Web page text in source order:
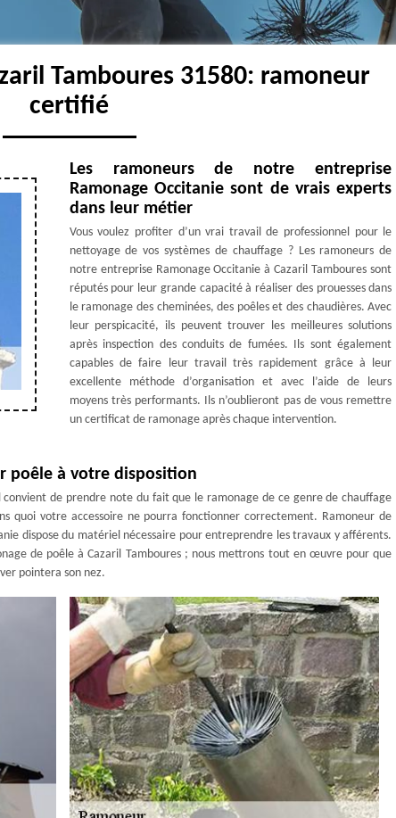
Tamboures 31580: ramoneur
certifié
Les ramoneurs de notre entreprise
Ramonage Occitanie sont de vrais experts
dans leur métier
Vous voulez profiter d’un vrai travail de professionnel pour le
nettoyage de vos systèmes de chauffage ? Les ramoneurs de
notre entreprise Ramonage Occitanie à Cazaril Tamboures sont
réputés pour leur grande capacité à réaliser des prouesses dans
le ramonage des cheminées, des poêles et des chaudières. Avec
leur perspicacité, ils peuvent trouver les meilleures solutions
après inspection des conduits de fumées. Ils sont également
capables de faire leur travail très rapidement grâce à leur
excellente méthode d’organisation et avec l’aide de leurs
moyens très performants. Ils n’oublieront pas de vous remettre
un certificat de ramonage après chaque intervention.
poêle à votre disposition
de prendre note du fait que le ramonage de ce genre de chauffage
quoi votre accessoire ne pourra fonctionner correctement. Ramoneur de
dispose du matériel nécessaire pour entreprendre les travaux y afférents.
de poêle à Cazaril Tamboures ; nous mettrons tout en œuvre pour que
pointera son nez.